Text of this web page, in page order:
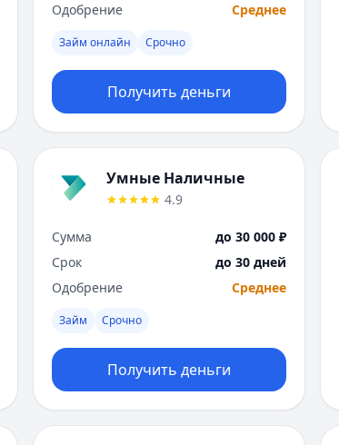
Одобрение
Среднее
Займ онлайн Срочно
Получить деньги
Умные Наличные
4.9
Сумма
до 30 000 ₽
Срок
до 30 дней
Одобрение
Среднее
Займ Срочно
Получить деньги